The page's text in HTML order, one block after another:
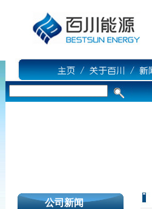
公司新闻